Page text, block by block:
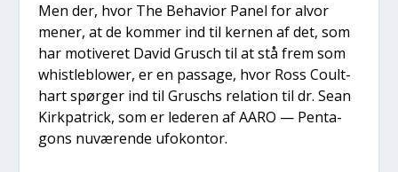
Men der, hvor The Behavi­or Panel for alvor
mener, at de kom­mer ind til ker­nen af det, som
har moti­ve­ret David Grusch til at stå frem som
whi­st­le­blower, er en pas­sa­ge, hvor Ross Coult­
hart spør­ger ind til Grus­chs rela­tion til dr. Sean
Kirk­pa­tri­ck, som er lede­ren af AARO — Pen­ta­
gons nuvæ­ren­de ufo­kon­tor.